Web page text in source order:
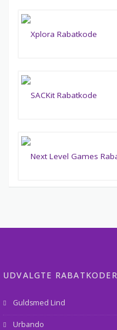
UDVALGTE RABATKODER
Guldsmed Lind
Urbando